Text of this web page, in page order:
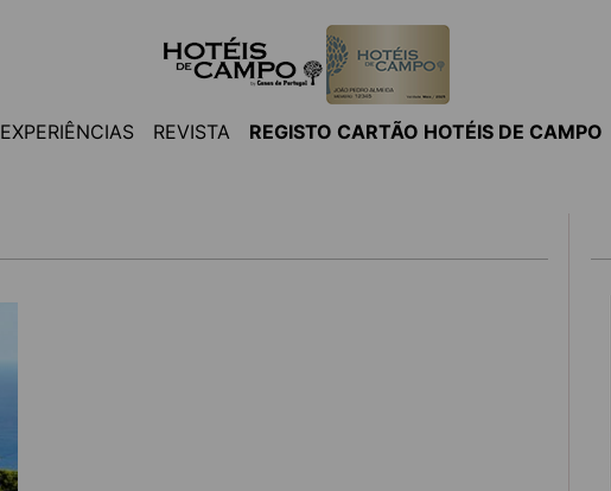
EXPERIÊNCIAS REVISTA REGISTO CARTÃO HOTÉIS DE CAMPO